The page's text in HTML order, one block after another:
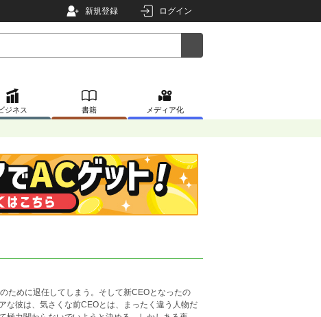
新規登録 ログイン
ジネス 書籍 メディア化
ために退任してしまう。そして新CEOとなったの
な彼は、気さくな前CEOとは、まったく違う人物だ